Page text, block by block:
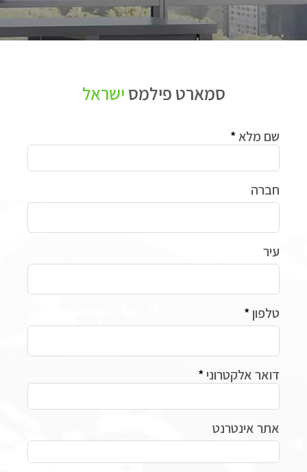
אתר אינטרנט
דואר אלקטרוני
טלפון
עיר
חברה
שם מלא
סמארט פילמס ישראל